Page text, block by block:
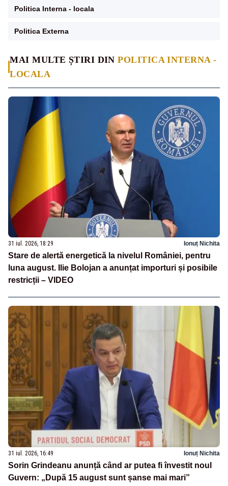
MAI MULTE ȘTIRI DINPOLITICA INTERNA -
LOCALA
31 iul. 2026, 18:29 Ionuț Nichita
Stare de alertă energetică la nivelul României, pentru
luna august. Ilie Bolojan a anunțat importuri și posibile
restricții – VIDEO
31 iul. 2026, 16:49 Ionuț Nichita
Sorin Grindeanu anunță când ar putea fi învestit noul
Guvern: „După 15 august sunt șanse mai mari”
Politica Interna - locala
Politica Externa